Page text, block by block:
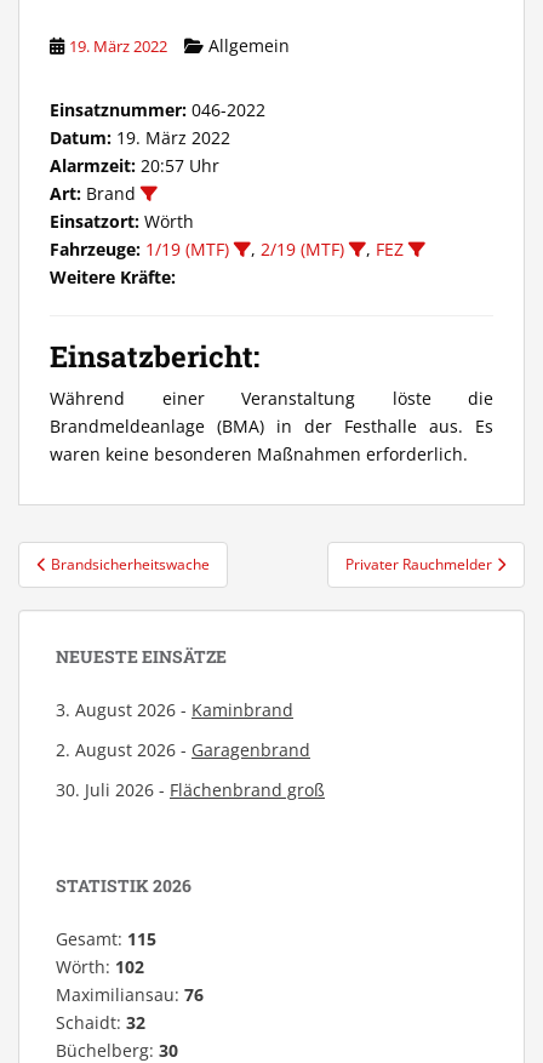
19. März 2022 Allgemein
Einsatznummer: 046-2022
Datum: 19. März 2022
Alarmzeit: 20:57 Uhr
Art: Brand
Einsatzort: Wörth
Fahrzeuge: 1/19 (MTF) , 2/19 (MTF) , FEZ
Weitere Kräfte:
Einsatzbericht:
Während einer Veranstaltung löste die
Brandmeldeanlage (BMA) in der Festhalle aus. Es
waren keine besonderen Maßnahmen erforderlich.
Beitragsnavigation
Brandsicherheitswache Privater Rauchmelder
NEUESTE EINSÄTZE
3. August 2026 - Kaminbrand
2. August 2026 - Garagenbrand
30. Juli 2026 - Flächenbrand groß
STATISTIK 2026
Gesamt: 115
Wörth: 102
Maximiliansau: 76
Schaidt: 32
Büchelberg: 30